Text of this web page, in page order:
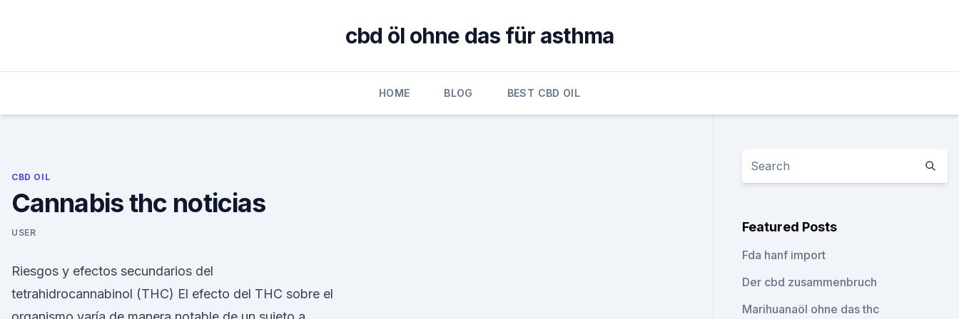
cbd öl ohne das für asthma
HOME BLOG BEST CBD OIL
CBD OIL
Cannabis thc noticias
USER
Riesgos y efectos secundarios del
tetrahidrocannabinol (THC) El efecto del THC sobre el
Featured Posts
Fda hanf import
Der cbd zusammenbruch
Marihuanaöl ohne das thc